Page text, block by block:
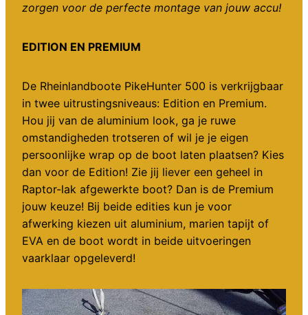
zorgen voor de perfecte montage van jouw accu!
EDITION EN PREMIUM
De Rheinlandboote PikeHunter 500 is verkrijgbaar
in twee uitrustingsniveaus: Edition en Premium.
Hou jij van de aluminium look, ga je ruwe
omstandigheden trotseren of wil je je eigen
persoonlijke wrap op de boot laten plaatsen? Kies
dan voor de Edition! Zie jij liever een geheel in
Raptor-lak afgewerkte boot? Dan is de Premium
jouw keuze! Bij beide edities kun je voor
afwerking kiezen uit aluminium, marien tapijt of
EVA en de boot wordt in beide uitvoeringen
vaarklaar opgeleverd!